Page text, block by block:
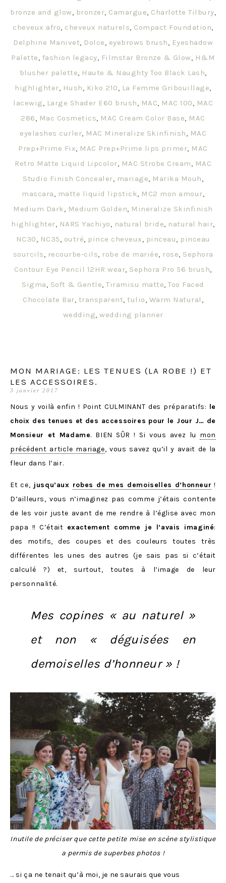
bronze and glow, bronzer, Camargue, Charlotte Tilbury,
cheveux afro, cheveux naturels, Compact Foundation,
Delphine Manivet, Dolce, eyebrows brush, Eyeshadow
Palette, fashion legacy, Filmstar Bronze & Glow, H&M
blusher palette, Haute & Naughty Too Black Lash,
highlighter, Hush, Kiko 210, La Femme Gribouillage,
lacewig, Large Shader E60 brush, MAC, MAC 100, MAC
286, Mac Cosmetics, MAC Cream Color Base, MAC
eyelashes curler, MAC Mineralize Skinfinish, MAC
Prep+Prime Fix, MAC Prep+Prime lips primer, MAC
Retro Matte Liquid Lipcolor, MAC Strobe Cream, MAC
Studio Finish Concealer, mariage, Marika Mouh,
mascara, matte liquid lipstick, MC2 mon amour,
Medium Dark, Medium Golden, Mineralize Skinfinish
highlighter, NARS Yachiyo, natural bride, natural hair,
NC30, NC35, outré, pince cheveux, pinceau, pinceau
sourcils, recourbe-cils, robe de mariée, rose, Sephora
Contour Eye Pencil 12HR wear, Sephora Pro 56 brush,
Sigma, Soft & Gentle,Tiramisu matte,Too Faced
Chocolate Bar, transparent, tulio, Warm Natural ,
wedding, wedding planner
MON MARIAGE: LES TENUES (LA ROBE !) ET
LES ACCESSOIRES.
3 janvier 2017
Nous y voilà enfin ! Point CULMINANT des préparatifs: le
choix des tenues et des accessoires pour le Jour J… de
Monsieur et Madame. BIEN SÛR ! Si vous avez lu mon
précédent article mariage, vous savez qu’il y avait de la
fleur dans l’air.
Et ce, jusqu’aux robes de mes demoiselles d’honneur !
D’ailleurs, vous n’imaginez pas comme j’étais contente
de les voir juste avant de me rendre à l’église avec mon
papa !! C’était exactement comme je l’avais imaginé:
des motifs, des coupes et des couleurs toutes très
différentes les unes des autres (je sais pas si c’était
calculé ?) et, surtout, toutes à l’image de leur
personnalité.
Mes copines « au naturel »
et non « déguisées en
demoiselles d’honneur » !
Inutile de préciser que cette petite mise en scène stylistique
a permis de superbes photos !
… si ça ne tenait qu’à moi, je ne saurais que vous